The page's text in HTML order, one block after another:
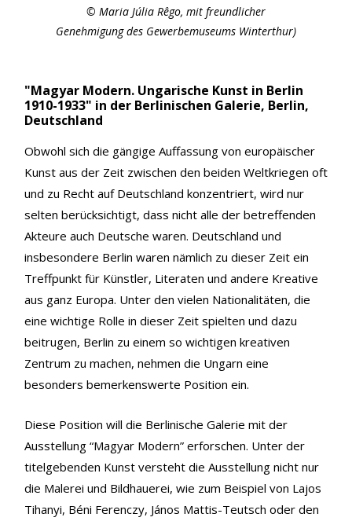
© Maria Júlia Rêgo, mit freundlicher
Genehmigung des Gewerbemuseums Winterthur)
"Magyar Modern. Ungarische Kunst in Berlin
1910-1933" in der Berlinischen Galerie, Berlin,
Deutschland
Obwohl sich die gängige Auffassung von europäischer
Kunst aus der Zeit zwischen den beiden Weltkriegen oft
und zu Recht auf Deutschland konzentriert, wird nur
selten berücksichtigt, dass nicht alle der betreffenden
Akteure auch Deutsche waren. Deutschland und
insbesondere Berlin waren nämlich zu dieser Zeit ein
Treffpunkt für Künstler, Literaten und andere Kreative
aus ganz Europa. Unter den vielen Nationalitäten, die
eine wichtige Rolle in dieser Zeit spielten und dazu
beitrugen, Berlin zu einem so wichtigen kreativen
Zentrum zu machen, nehmen die Ungarn eine
besonders bemerkenswerte Position ein.
Diese Position will die Berlinische Galerie mit der
Ausstellung “Magyar Modern” erforschen. Unter der
titelgebenden Kunst versteht die Ausstellung nicht nur
die Malerei und Bildhauerei, wie zum Beispiel von Lajos
Tihanyi, Béni Ferenczy, János Mattis-Teutsch oder den